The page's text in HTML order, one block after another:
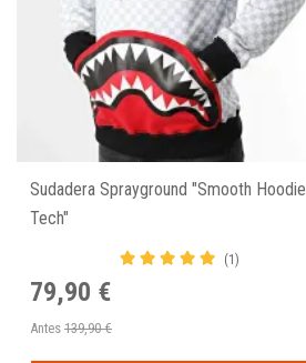
Sudadera Sprayground "Smooth Hoodie
Tech"
(1)
79,90 €
Antes 139,90 €